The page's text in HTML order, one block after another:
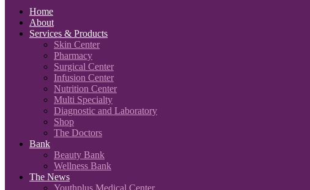
Home
About
Services & Products
Skin Center
Pharmacy
Surgical Center
Infusion Center
Nutrition Center
Multi Specialty
Diagnostic and Laboratory
Shop
The Doctors
Bank
Beauty Bank
Wellness Bank
The News
Youthplus Medical Center